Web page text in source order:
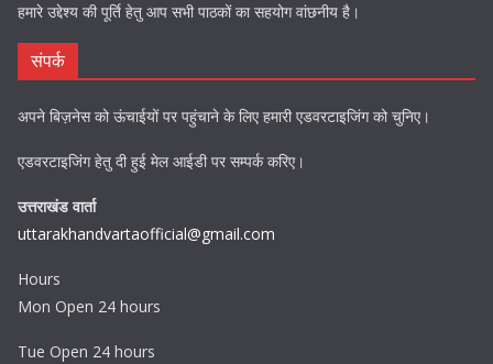
हमारे उद्देश्य की पूर्ति हेतु आप सभी पाठकों का सहयोग वांछनीय है।
संपर्क
अपने बिज़नेस को ऊंचाईयों पर पहुंचाने के लिए हमारी एडवरटाइजिंग को चुनिए।
एडवरटाइजिंग हेतु दी हुई मेल आईडी पर सम्पर्क करिए।
उत्तराखंड वार्ता
uttarakhandvartaofficial@gmail.com
Hours
Mon Open 24 hours
Tue Open 24 hours